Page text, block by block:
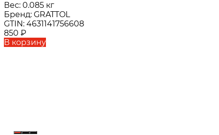
Вес: 0.085 кг
Бренд: GRATTOL
GTIN: 4631141756608
850 ₽
В корзину